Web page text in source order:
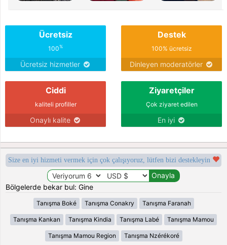
Ücretsiz
100%
Ücretsiz hizmetler
Destek
100% ücretsiz
Dinleyen moderatörler
Ciddi
kaliteli profiller
Onaylı kalite
Ziyaretçiler
Çok ziyaret edilen
En iyi
Size en iyi hizmeti vermek için çok çalışıyoruz, lütfen bizi destekleyin
Bölgelerde bekar bul: Gine
Tanışma Boké Tanışma Conakry Tanışma Faranah
Tanışma Kankan Tanışma Kindia Tanışma Labé Tanışma Mamou
Tanışma Mamou Region Tanışma Nzérékoré